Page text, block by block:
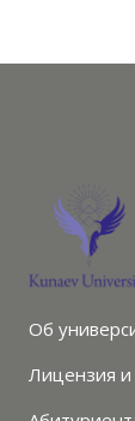
Об
Лицензия и